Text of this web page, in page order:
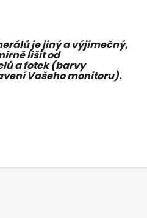
je jiný a výjimečný,
lišit od
a fotek (barvy
Vašeho monitoru).